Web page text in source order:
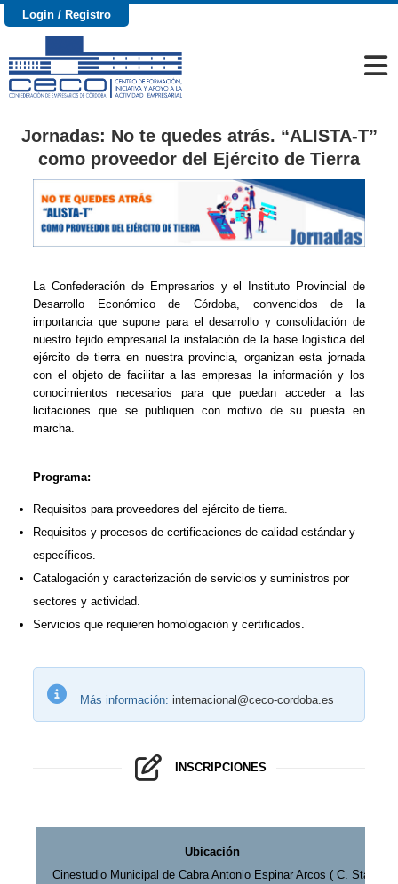
Login / Registro
Jornadas: No te quedes atrás. “ALISTA-T”
como proveedor del Ejército de Tierra
La Confederación de Empresarios y el Instituto Provincial de
Desarrollo Económico de Córdoba, convencidos de la
importancia que supone para el desarrollo y consolidación de
nuestro tejido empresarial la instalación de la base logística del
ejército de tierra en nuestra provincia, organizan esta jornada
con el objeto de facilitar a las empresas la información y los
conocimientos necesarios para que puedan acceder a las
licitaciones que se publiquen con motivo de su puesta en
marcha.
Programa:
Requisitos para proveedores del ejército de tierra.
Requisitos y procesos de certificaciones de calidad estándar y
específicos.
Catalogación y caracterización de servicios y suministros por
sectores y actividad.
Servicios que requieren homologación y certificados.
Más información:internacional@ceco-cordoba.es
INSCRIPCIONES
Cinestudio Municipal de Cabra Antonio Espinar Arcos ( C. Sta.